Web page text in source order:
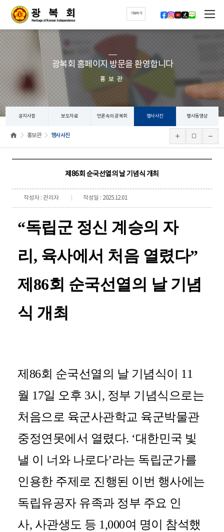
기부하기
광복회 홈페이지 방문을 환영합니다
홍보관
공지사항 보도자료 언론속의 광복회 행사사진 행사동영상
홍보관 행사사진
제86회 순국선열의 날 기념식 개최
작성자 : 관리자 작성일 : 2025.12.01
“독립군 정신 계승의 자
리, 육사에서 처음 열렸다”
제86회 순국선열의 날 기념
식 개최
제 86회 순국선열의 날 기념식이
11
월 17일 오후 3시 , 정부 기념식으로는
처음으로 육군사관학교 육군박물관
중정연못에서 열렸다. ‘대한민국 빛
낼 이 너와 나로다’라는 독립군가를
인용한 주제로 진행된 이번 행사에는
독립유공자 유족과 정부 주요 인
사, 사관생도 등 1,000여 명이 참석했